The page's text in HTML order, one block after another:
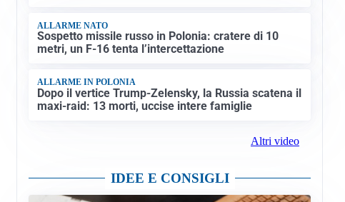
ALLARME NATO
Sospetto missile russo in Polonia: cratere di 10
metri, un F-16 tenta l’intercettazione
ALLARME IN POLONIA
Dopo il vertice Trump-Zelensky, la Russia scatena il
maxi-raid: 13 morti, uccise intere famiglie
Altri video
IDEE E CONSIGLI